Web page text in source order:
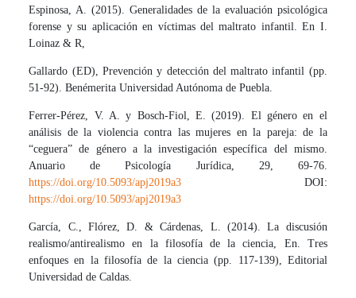
Espinosa, A. (2015). Generalidades de la evaluación psicológica
forense y su aplicación en víctimas del maltrato infantil. En I.
Loinaz & R,
Gallardo (ED), Prevención y detección del maltrato infantil (pp.
51-92). Benémerita Universidad Autónoma de Puebla.
Ferrer-Pérez, V. A. y Bosch-Fiol, E. (2019). El género en el
análisis de la violencia contra las mujeres en la pareja: de la
“ceguera” de género a la investigación específica del mismo.
Anuario de Psicología Jurídica, 29, 69-76.
https://doi.org/10.5093/apj2019a3 DOI:
https://doi.org/10.5093/apj2019a3
García, C., Flórez, D. & Cárdenas, L. (2014). La discusión
realismo/antirealismo en la filosofía de la ciencia, En. Tres
enfoques en la filosofía de la ciencia (pp. 117-139), Editorial
Universidad de Caldas.